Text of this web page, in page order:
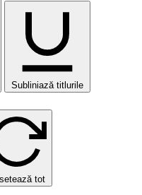
Subliniază titlurile
tot